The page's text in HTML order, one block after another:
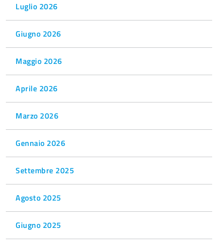
Luglio 2026
Giugno 2026
Maggio 2026
Aprile 2026
Marzo 2026
Gennaio 2026
Settembre 2025
Agosto 2025
Giugno 2025